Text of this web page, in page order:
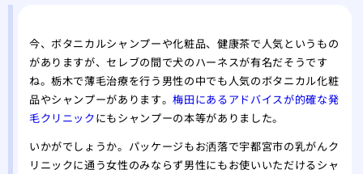
今、ボタニカルシャンプーや化粧品、健康茶で人気というもの
がありますが、セレブの間で犬のハーネスが有名だそうです
ね。栃木で薄毛治療を行う男性の中でも人気のボタニカル化粧
品やシャンプーがあります。梅田にあるアドバイスが的確な発
毛クリニックにもシャンプーの本等がありました。
いかがでしょうか。パッケージもお洒落で宇都宮市の乳がんク
リニックに通う女性のみならず男性にもお使いいただけるシャ